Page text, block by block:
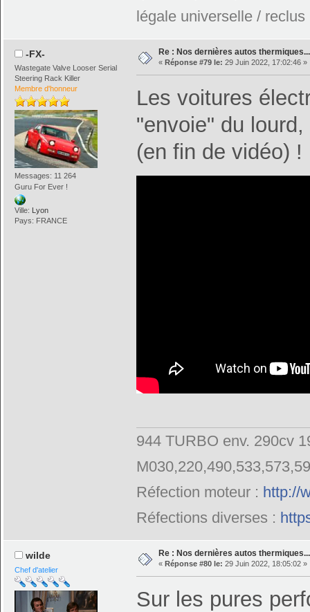
légale universelle / reclus
-FX-
Wastegate Valve Looser Serial
Steering Rack Killer
Membre d'honneur
Messages: 11 264
Guru For Ever !
Ville: Lyon
Pays: FRANCE
Re : Nos dernières autos
« Réponse #79 le: 29 Juin 2022, 17:02:46 »
Les voitures
"envoie" du
(en fin de vidéo) !
944 TURBO env. 290cv
Réfection moteur : http://
Réfections diverses :
wilde
Chef d'atelier
Re : Nos dernières autos
« Réponse #80 le: 29 Juin 2022, 18:05:02 »
Sur les pures